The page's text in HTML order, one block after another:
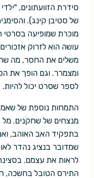
סידרת הזוועתונים,
של סטיבן קינג).
מוכרת שמופיעה
עושה הוא לזרוק
משלים את החסר, מה
ומצמרר. וגם הופך את
לספר שסרט יכול להיות.
התמחות נוספת של
מנצחים של שחקנים. מל
בתפקיד האב האוהב,
שמדובר בנציג נהדר
לראות את עצמם.
התירס הטובל בחשכה,